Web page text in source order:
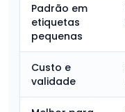
Padrão em
etiquetas
pequenas
Custo e
validade